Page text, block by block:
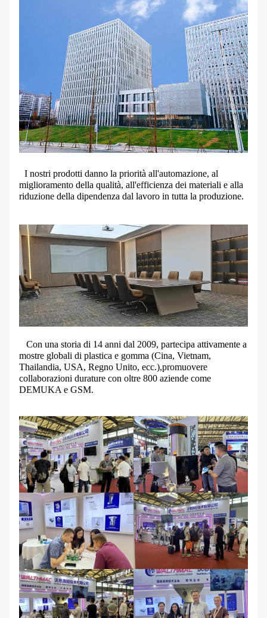
I nostri prodotti danno la priorità all'automazione, al
miglioramento della qualità, all'efficienza dei materiali e alla
riduzione della dipendenza dal lavoro in tutta la produzione.
Con una storia di 14 anni dal 2009, partecipa attivamente a
mostre globali di plastica e gomma (Cina, Vietnam,
Thailandia, USA, Regno Unito, ecc.),promuovere
collaborazioni durature con oltre 800 aziende come
DEMUKA e GSM.